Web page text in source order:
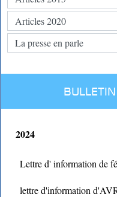
2024
Lettre d' information de
lettre d'information